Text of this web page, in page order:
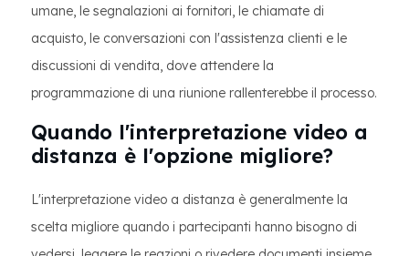
umane, le segnalazioni ai fornitori, le chiamate di
acquisto, le conversazioni con l'assistenza clienti e le
discussioni di vendita, dove attendere la
programmazione di una riunione rallenterebbe il processo.
Quando l'interpretazione video a
distanza è l'opzione migliore?
L'interpretazione video a distanza è generalmente la
scelta migliore quando i partecipanti hanno bisogno di